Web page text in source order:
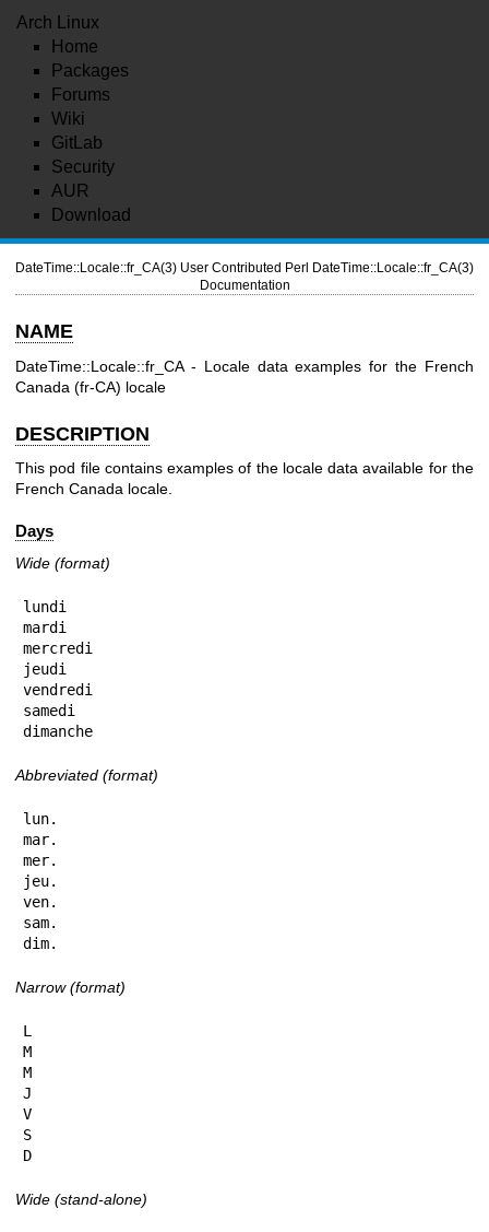
Arch Linux
Home
Packages
Forums
Wiki
GitLab
Security
AUR
Download
DateTime::Locale::fr_CA(3) User Contributed Perl
Documentation
DateTime::Locale::fr_CA(3)
NAME
DateTime::Locale::fr_CA - Locale data examples for the French
Canada (fr-CA) locale
DESCRIPTION
This pod file contains examples of the locale data available for the
French Canada locale.
Days
Wide (format)
lundi
mardi
mercredi
jeudi
vendredi
samedi
dimanche
Abbreviated (format)
lun.
mar.
mer.
jeu.
ven.
sam.
dim.
Narrow (format)
L
M
M
J
V
S
D
Wide (stand-alone)